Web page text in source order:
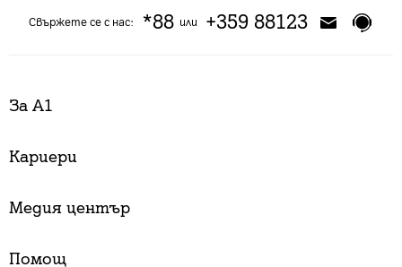
Свържете се с нас: *88или +359 88123
За А1
Кариери
Медия център
Помощ